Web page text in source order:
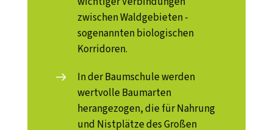
zwischen Waldgebieten -
sogenannten biologischen
Korridoren.
In der Baumschule werden
wertvolle Baumarten
herangezogen, die für Nahrung
und Nistplätze des Großen